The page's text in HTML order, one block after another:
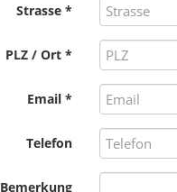
Strasse *
PLZ / Ort *
Email *
Telefon
Bemerkung